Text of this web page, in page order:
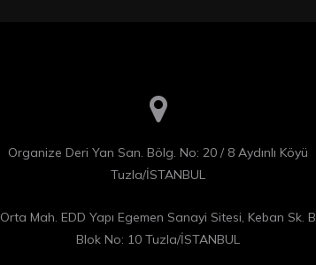
Organize Deri Yan San. Bölg. No: 20 / 8 Aydınlı Köyü
Tuzla/İSTANBUL
Orta Mah. EDD Yapı Egemen Sanayi Sitesi, Keban Sk. B
Blok No: 10 Tuzla/İSTANBUL